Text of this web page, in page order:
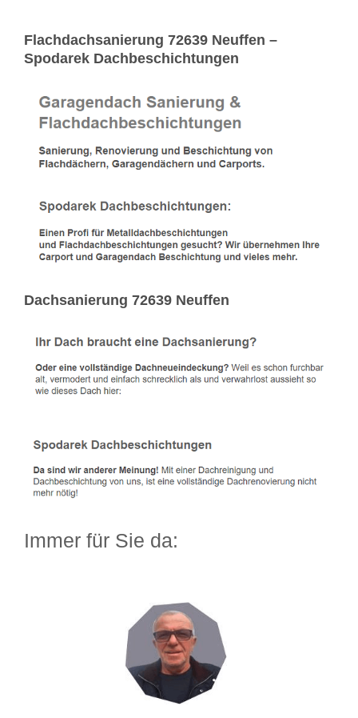
Flachdachsanierung 72639 Neuffen –
Spodarek Dachbeschichtungen
Dachsanierung 72639 Neuffen
Immer für Sie da: